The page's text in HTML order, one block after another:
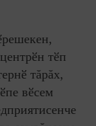
тӗп
тăрăх,
вӗсем